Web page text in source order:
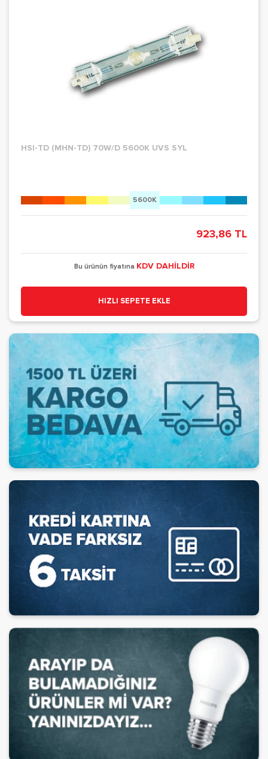
HSI-TD (MHN-TD) 70W/D 5600K UVS SYL
5600K
923,86 TL
Bu ürünün fiyatına KDV DAHİLDİR
HIZLI SEPETE EKLE